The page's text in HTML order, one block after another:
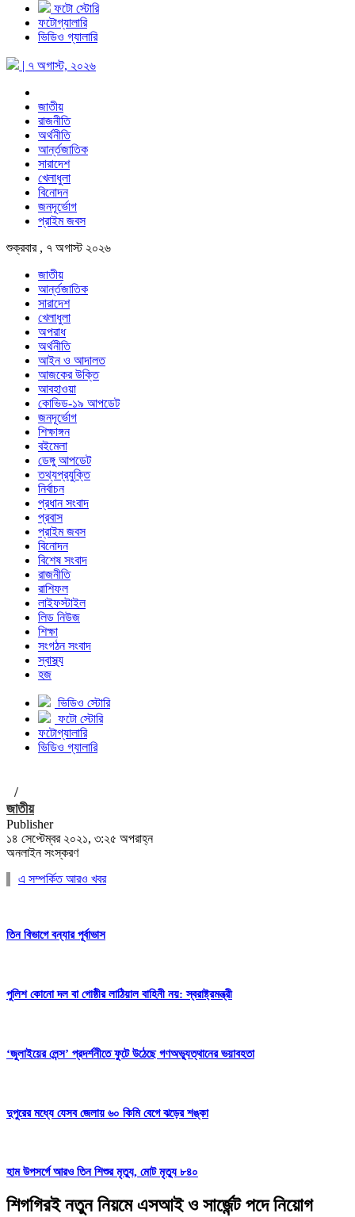
ফটো স্টোরি
ফটোগ্যালারি
ভিডিও গ্যালারি
| ৭ অগাস্ট, ২০২৬
জাতীয়
রাজনীতি
অর্থনীতি
আর্ন্তজাতিক
সারাদেশ
খেলাধুলা
বিনোদন
জনদূর্ভোগ
প্রাইম জবস
শুক্রবার , ৭ অগাস্ট ২০২৬
জাতীয়
আর্ন্তজাতিক
সারাদেশ
খেলাধুলা
অপরাধ
অর্থনীতি
আইন ও আদালত
আজকের উক্তি
আবহাওয়া
কোভিড-১৯ আপডেট
জনদূর্ভোগ
শিক্ষাঙ্গন
বইমেলা
ডেঙ্গু আপডেট
তথ্যপ্রযুক্তি
নির্বাচন
প্রধান সংবাদ
প্রবাস
প্রাইম জবস
বিনোদন
বিশেষ সংবাদ
রাজনীতি
রাশিফল
লাইফস্টাইল
লিড নিউজ
শিক্ষা
সংগঠন সংবাদ
স্বাস্থ্য
হজ
ভিডিও স্টোরি
ফটো স্টোরি
ফটোগ্যালারি
ভিডিও গ্যালারি
/
জাতীয়
Publisher
১৪ সেপ্টেম্বর ২০২১, ৩:২৫ অপরাহ্ন
অনলাইন সংস্করণ
এ সম্পর্কিত আরও খবর
তিন বিভাগে বন্যার পূর্বাভাস
পুলিশ কোনো দল বা গোষ্ঠীর লাঠিয়াল বাহিনী নয়: স্বরাষ্ট্রমন্ত্রী
‘জুলাইয়ের লেন্স’ প্রদর্শনীতে ফুটে উঠেছে গণঅভ্যুত্থানের ভয়াবহতা
দুপুরের মধ্যে যেসব জেলায় ৬০ কিমি বেগে ঝড়ের শঙ্কা
হাম উপসর্গে আরও তিন শিশুর মৃত্যু, মোট মৃত্যু ৮৪০
শিগগিরই নতুন নিয়মে এসআই ও সার্জেন্ট পদে নিয়োগ